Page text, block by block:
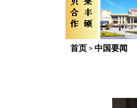
首页 > 中国要闻